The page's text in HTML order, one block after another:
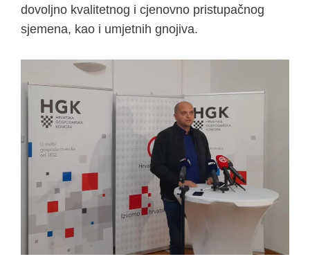
dovoljno kvalitetnog i cjenovno pristupačnog
sjemena, kao i umjetnih gnojiva.